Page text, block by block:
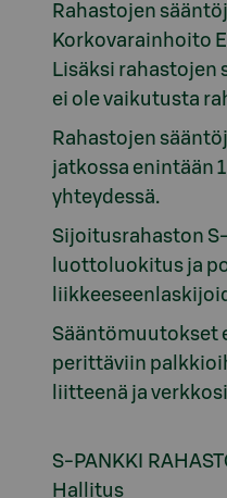
Rahastojen
Korkovarainhoito
Lisäksi rahastojen
ei ole vaikutusta
Rahastojen
jatkossa enintään
yhteydessä.
Sijoitusrahaston
luottoluokitus ja
Sääntömuutokset
perittäviin
liitteenä ja
S-PANKKI
Hallitus